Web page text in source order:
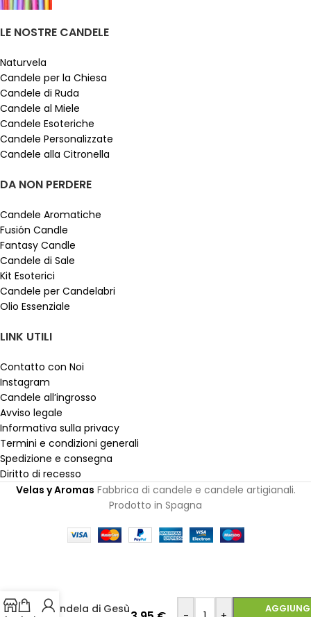
LE NOSTRE CANDELE
Naturvela
Candele per la Chiesa
Candele di Ruda
Candele al Miele
Candele Esoteriche
Candele Personalizzate
Candele alla Citronella
DA NON PERDERE
Candele Aromatiche
Fusión Candle
Fantasy Candle
Candele di Sale
Kit Esoterici
Candele per Candelabri
Olio Essenziale
LINK UTILI
Contatto con Noi
Instagram
Candele all’ingrosso
Avviso legale
Informativa sulla privacy
Termini e condizioni generali
Spedizione e consegna
Diritto di recesso
Velas y Aromas Fabbrica di candele e candele artigianali.
Prodotto in Spagna
Candela di Gesù